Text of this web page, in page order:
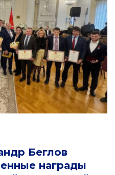
Беглов
награды